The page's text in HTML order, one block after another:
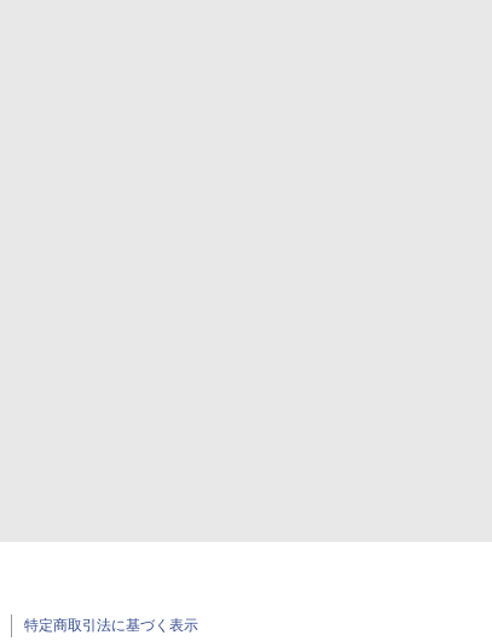
特定商取引法に基づく表示